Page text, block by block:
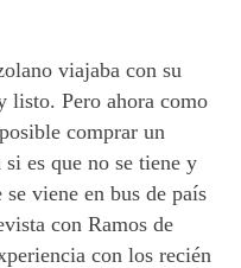
viajaba con su
listo. Pero ahora como
comprar un
es que no se tiene y
viene en bus de país
con Ramos de
con los recién